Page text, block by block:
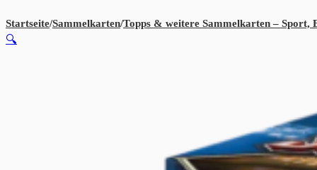
Startseite/Sammelkarten/Topps & weitere Sammelkarten – Sport,
🔍